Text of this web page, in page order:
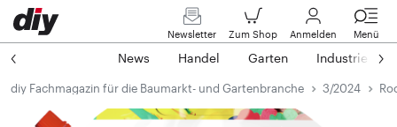
Newsletter Zum Shop Anmelden Menü
News Handel Garten Industrie
diy Fachmagazin für die Baumarkt- und Gartenbranche 3/2024